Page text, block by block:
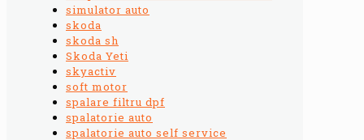
simulator auto
skoda
skoda sh
Skoda Yeti
skyactiv
soft motor
spalare filtru dpf
spalatorie auto
spalatorie auto self service